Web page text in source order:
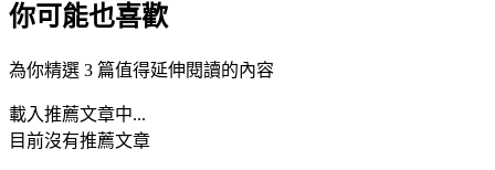
你可能也喜歡
為你精選 3 篇值得延伸閱讀的內容
載入推薦文章中...
目前沒有推薦文章